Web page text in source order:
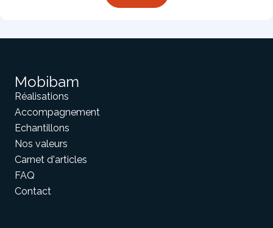
Inspirez-vous du catalogue
Personnalisez nos modèles pour créer le meuble qui vous
Coulissantes
Mobibam
Réalisations
Accompagnement
Echantillons
Nos valeurs
Carnet d'articles
FAQ
Contact